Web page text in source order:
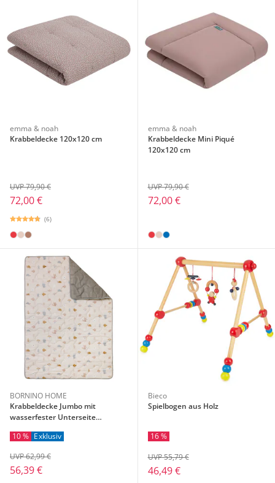
emma & noah
Krabbeldecke 120x120 cm
72,00 €
UVP 79,90 €
(6)
emma & noah
Krabbeldecke Mini Piqué
120x120 cm
72,00 €
UVP 79,90 €
BORNINO HOME
Krabbeldecke Jumbo mit
wasserfester Unterseite
10 % Exklusiv
56,39 €
UVP 62,99 €
Bieco
Spielbogen aus Holz
16 %
46,49 €
UVP 55,79 €